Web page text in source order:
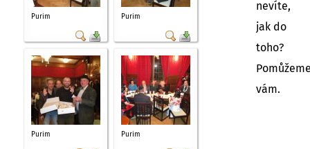
Purim Purim
Purim Purim
nevíte,
jak do
toho?
vám.